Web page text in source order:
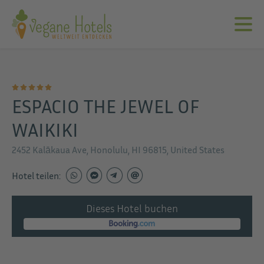
ESPACIO THE JEWEL OF
WAIKIKI
2452 Kalākaua Ave, Honolulu, HI 96815, United States
Hotel teilen:
Dieses Hotel buchen